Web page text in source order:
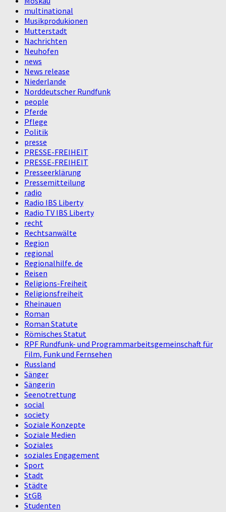
multinational
Musikprodukionen
Mutterstadt
Nachrichten
Neuhofen
news
News release
Niederlande
Norddeutscher Rundfunk
people
Pferde
Pflege
Politik
presse
PRESSE-FREIHEIT
PRESSE-FREIHEIT
Presseerklärung
Pressemitteilung
radio
Radio IBS Liberty
Radio TV IBS Liberty
recht
Rechtsanwälte
Region
regional
Regionalhilfe. de
Reisen
Religions-Freiheit
Religionsfreiheit
Rheinauen
Roman
Roman Statute
Römisches Statut
RPF Rundfunk- und Programmarbeitsgemeinschaft für
Film, Funk und Fernsehen
Russland
Sänger
Sängerin
Seenotrettung
social
society
Soziale Konzepte
Soziale Medien
Soziales
soziales Engagement
Sport
Stadt
Städte
StGB
Studenten